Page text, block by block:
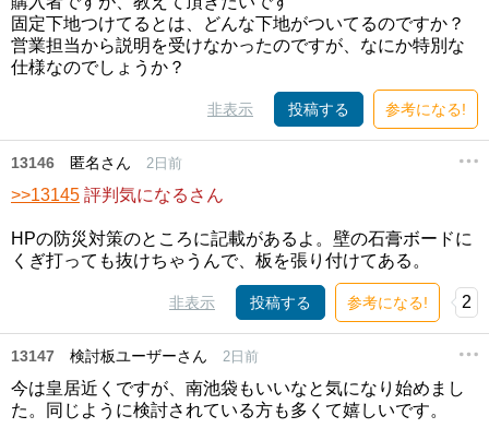
固定下地つけてるとは、どんな下地がついてるのですか？
営業担当から説明を受けなかったのですが、なにか特別な
仕様なのでしょうか？
非表示 投稿する 参考になる!
13146 匿名さん 2日前
>>13145 評判気になるさん
HPの防災対策のところに記載があるよ。壁の石膏ボードに
くぎ打っても抜けちゃうんで、板を張り付けてある。
非表示 投稿する 参考になる! 2
13147 検討板ユーザーさん 2日前
今は皇居近くですが、南池袋もいいなと気になり始めまし
た。同じように検討されている方も多くて嬉しいです。